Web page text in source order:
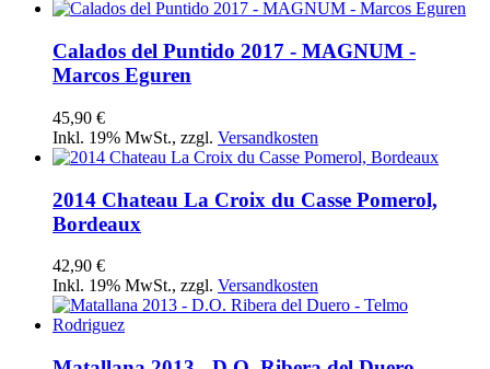
Calados del Puntido 2017 - MAGNUM -
Marcos Eguren
45,90 €
Inkl. 19% MwSt., zzgl. Versandkosten
2014 Chateau La Croix du Casse Pomerol,
Bordeaux
42,90 €
Inkl. 19% MwSt., zzgl. Versandkosten